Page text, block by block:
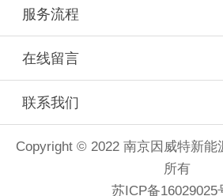
服务流程
在线留言
联系我们
Copyright © 2022 南京因威特新能
所有
苏ICP备16029025